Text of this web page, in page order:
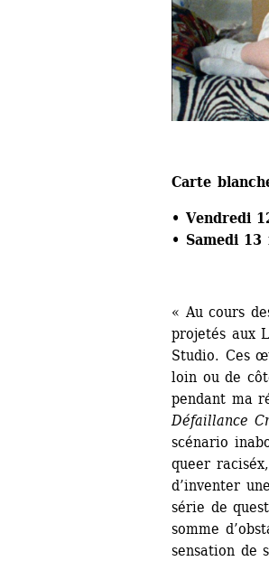
Carte
• Vendredi
• Samedi
« Au cours
projetés aux
Studio. Ces
loin ou de
pendant ma
Défaillance
scénario
queer
d’inventer
série de
somme
sensation de